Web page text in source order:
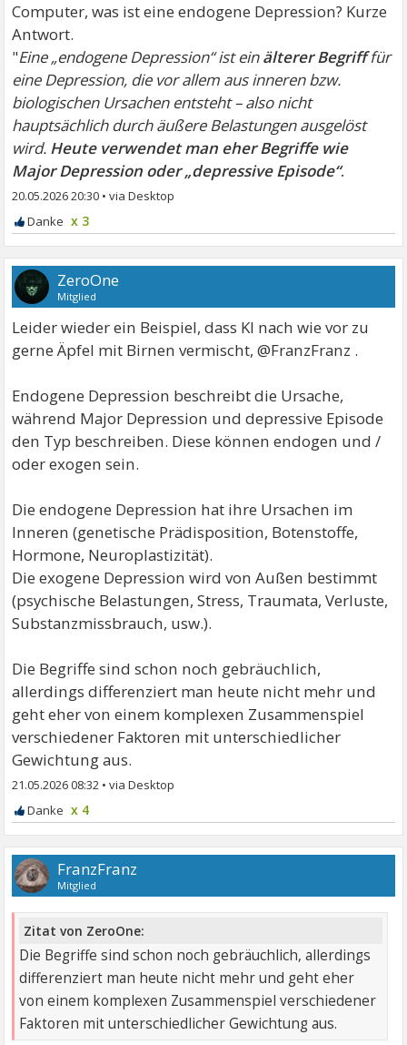
Computer, was ist eine endogene Depression? Kurze
Antwort.
"Eine „endogene Depression“ ist einälterer Begrifffür
eine Depression, die vor allem aus inneren bzw.
biologischen Ursachen entsteht – also nicht
hauptsächlich durch äußere Belastungen ausgelöst
wird. Heute verwendet man eher Begriffe wie
Major Depression oder „depressive Episode“.
20.05.2026 20:30 •
x 3
ZeroOne
Mitglied
Leider wieder ein Beispiel, dass KI nach wie vor zu
gerne Äpfel mit Birnen vermischt, @FranzFranz .
Endogene Depression beschreibt die Ursache,
während Major Depression und depressive Episode
den Typ beschreiben. Diese können endogen und /
oder exogen sein.
Die endogene Depression hat ihre Ursachen im
Inneren (genetische Prädisposition, Botenstoffe,
Hormone, Neuroplastizität).
Die exogene Depression wird von Außen bestimmt
(psychische Belastungen, Stress, Traumata, Verluste,
Substanzmissbrauch, usw.).
Die Begriffe sind schon noch gebräuchlich,
allerdings differenziert man heute nicht mehr und
geht eher von einem komplexen Zusammenspiel
verschiedener Faktoren mit unterschiedlicher
Gewichtung aus.
21.05.2026 08:32 •
x 4
FranzFranz
Mitglied
Zitat von ZeroOne:
Die Begriffe sind schon noch gebräuchlich, allerdings
differenziert man heute nicht mehr und geht eher
von einem komplexen Zusammenspiel verschiedener
Faktoren mit unterschiedlicher Gewichtung aus.